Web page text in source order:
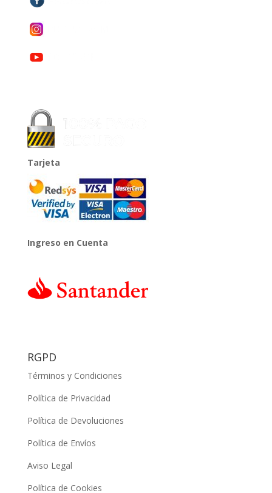
Tarjeta
Ingreso en Cuenta
RGPD
Términos y Condiciones
Política de Privacidad
Política de Devoluciones
Política de Envíos
Aviso Legal
Política de Cookies